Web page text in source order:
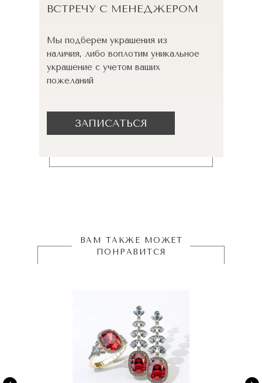
ВСТРЕЧУ С МЕНЕДЖЕРОМ
Мы подберем украшения из
наличия, либо воплотим уникальное
украшение с учетом ваших
пожеланий
ЗАПИСАТЬСЯ
ВАМ ТАКЖЕ МОЖЕТ
ПОНРАВИТСЯ